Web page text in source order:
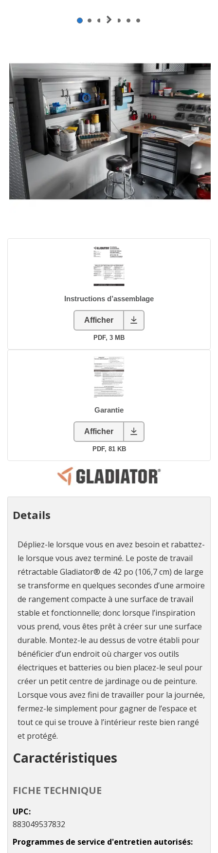
Details
Dépliez-le lorsque vous en avez besoin et rabattez-
le lorsque vous avez terminé. Le poste de travail
rétractable Gladiator® de 42 po (106,7 cm) de large
se transforme en quelques secondes d’une armoire
de rangement compacte à une surface de travail
stable et fonctionnelle; donc lorsque l’inspiration
vous prend, vous êtes prêt à créer sur une surface
durable. Montez-le au dessus de votre établi pour
bénéficier d’un endroit où charger vos outils
électriques et batteries ou bien placez-le seul pour
créer un petit centre de jardinage ou de peinture.
Lorsque vous avez fini de travailler pour la journée,
fermez-le simplement pour gagner de l’espace et
tout ce qui se trouve à l’intérieur reste bien rangé
et protégé.
Caractéristiques
FICHE TECHNIQUE
UPC
883049537832
Programmes de service d'entretien autorisés